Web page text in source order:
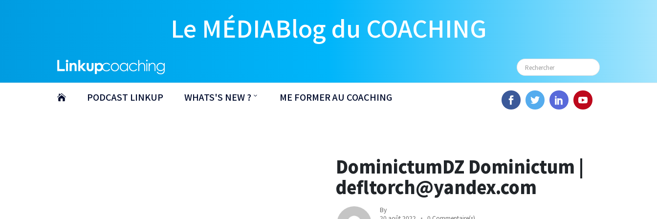
Le MÉDIABlog du COACHING
PODCAST LINKUP WHATS'S NEW ? ME FORMER AU COACHING
DominictumDZ Dominictum |
defltorch@yandex.com
By